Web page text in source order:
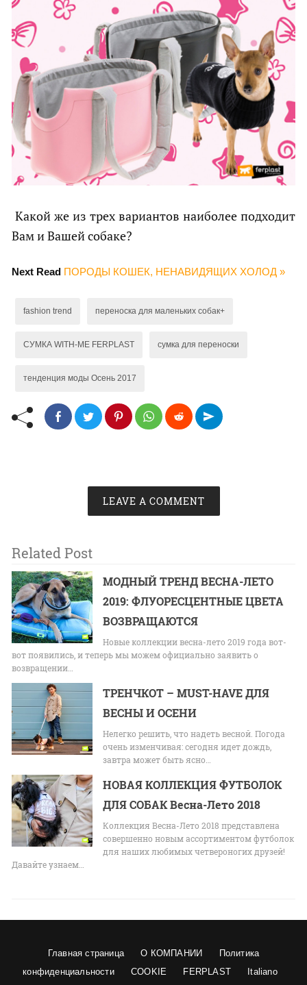
Какой же из трех вариантов наиболее подходит
Вам и Вашей собаке?
Next Read ПОРОДЫ КОШЕК, НЕНАВИДЯЩИХ ХОЛОД »
fashion trend переноска для маленьких собак+
СУМКА WITH-ME FERPLAST сумка для переноски
тенденция моды Осень 2017
LEAVE A COMMENT
Related Post
МОДНЫЙ ТРЕНД ВЕСНА-ЛЕТО
2019: ФЛУОРЕСЦЕНТНЫЕ ЦВЕТА
ВОЗВРАЩАЮТСЯ
Новые коллекции весна-лето 2019 года вот-
вот появились, и теперь мы можем официально заявить о
возвращении…
ТРЕНЧКОТ – MUST-HAVE ДЛЯ
ВЕСНЫ И ОСЕНИ
Нелегко решить, что надеть весной. Погода
очень изменчивая: сегодня идет дождь,
завтра может быть ясно…
НОВАЯ КОЛЛЕКЦИЯ ФУТБОЛОК
ДЛЯ СОБАК Весна-Лето 2018
Коллекция Весна-Лето 2018 представлена
совершенно новым ассортиментом футболок
для наших любимых четвероногих друзей!
Давайте узнаем…
Главная страница О КОМПАНИИ
Политика
конфиденциальности
COOKIE FERPLAST
Italiano